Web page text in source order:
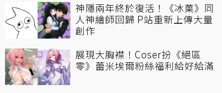
神隱兩年終於復活！《冰菓》同
人神繪師回歸 P站重新上傳大量
創作
展現大胸襟！Coser扮《絕區
零》蕾米埃爾粉絲福利給好給滿